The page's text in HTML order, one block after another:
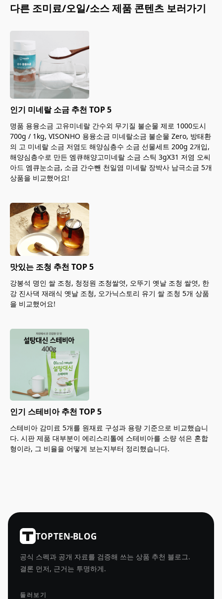
다른 조미료/오일/소스제품 콘텐츠 보러가기
인기 미네랄 소금 추천 TOP 5
명품 용융소금 고유미네랄 간수외 무기질 불순물 제로 1000도시
700g / 1kg, VISONHO 용융소금 미네랄소금 불순물 Zero, 방태환
의 고 미네랄 소금 저염도 해양심층수 소금 선물세트 200g 2개입,
해양심층수로 만든 엠큐해양고미네랄 소금 스틱 3gX31 저염 오씨
아드 엠큐눈소금, 소금 간수뺀 천일염 미네랄 장박사 남극소금 5개
상품을 비교했어요!
맛있는 조청 추천 TOP 5
강봉석 명인 쌀 조청, 청정원 조청쌀엿, 오뚜기 옛날 조청 쌀엿, 한
강 진사댁 재래식 옛날 조청, 오가닉스토리 유기 쌀 조청 5개 상품
을 비교했어요!
인기 스테비아 추천 TOP 5
스테비아 감미료 5개를 원재료 구성과 용량 기준으로 비교했습니
다. 시판 제품 대부분이 에리스리톨에 스테비아를 소량 섞은 혼합
형이라, 그 비율을 어떻게 보는지부터 정리했습니다.
TOPTEN-BLOG
공식 스펙과 공개 자료를 검증해 쓰는 상품 추천 블로그.
결론 먼저, 근거는 투명하게.
둘러보기